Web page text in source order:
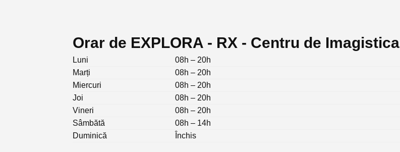
Orar de EXPLORA - RX - Centru de Imagistica
Luni
08h – 20h
Marți
08h – 20h
Miercuri
08h – 20h
Joi
08h – 20h
Vineri
08h – 20h
Sâmbătă
08h – 14h
Duminică
Închis